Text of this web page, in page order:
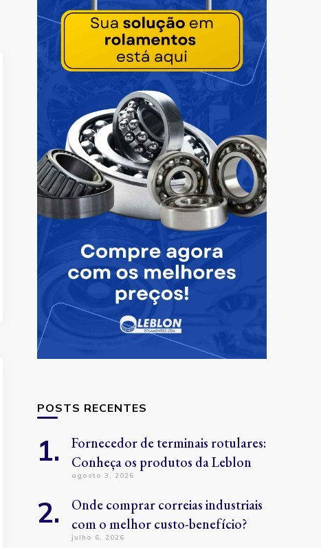
POSTS RECENTES
Fornecedor de terminais rotulares:
Conheça os produtos da Leblon
agosto 3, 2026
Onde comprar correias industriais
com o melhor custo-benefício?
julho 6, 2026